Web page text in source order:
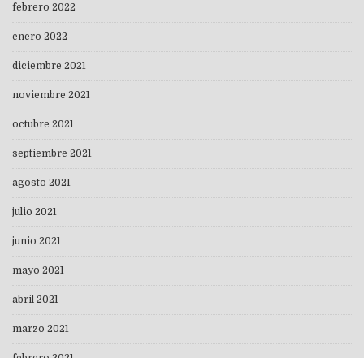
febrero 2022
enero 2022
diciembre 2021
noviembre 2021
octubre 2021
septiembre 2021
agosto 2021
julio 2021
junio 2021
mayo 2021
abril 2021
marzo 2021